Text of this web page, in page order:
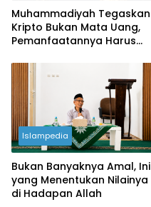
Muhammadiyah Tegaskan
Kripto Bukan Mata Uang,
Pemanfaatannya Harus
Islampedia
Bukan Banyaknya Amal, Ini
yang Menentukan Nilainya
di Hadapan Allah